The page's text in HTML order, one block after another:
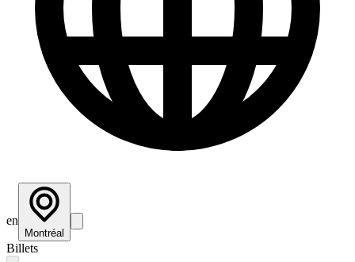
en
Montréal
Billets